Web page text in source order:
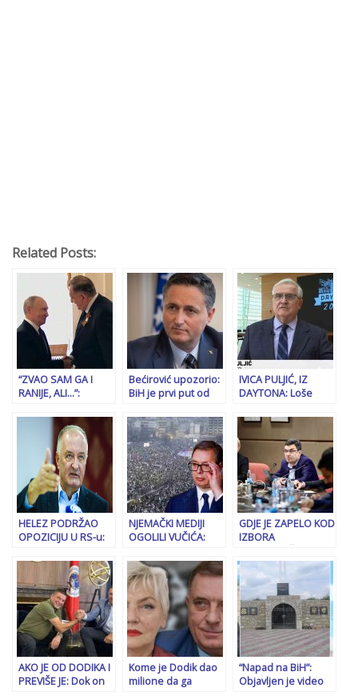
Related Posts:
“ZVAO SAM GA I
RANIJE, ALI…”:
zbog čega Vladimir
Putin neće doći u
Banju Luku…
Bećirović upozorio:
BiH je prvi put od
od …
IVICA PULJIĆ, IZ
DAYTONA: Loše
Dodika, nije se
američka politika…
HELEZ PODRŽAO
OPOZICIJU U RS-u:
istražuje stotine
‘papaka” koje je
kupio režim
Milorada Dodika?!”
NJEMAČKI MEDIJI
OGOLILI VUČIĆA:
od 90-ih
GDJE JE ZAPELO KOD
IZBORA
SARAJEVA: Javno
preduzeće
Sarajevo, “zlatna
koka” gradske vlasti,
posvađalo NiP i SDP
AKO JE OD DODIKA I
PREVIŠE JE: Dok on
Kome je Dodik dao
milione da ga
“Napad na BiH”:
Objavljen je video